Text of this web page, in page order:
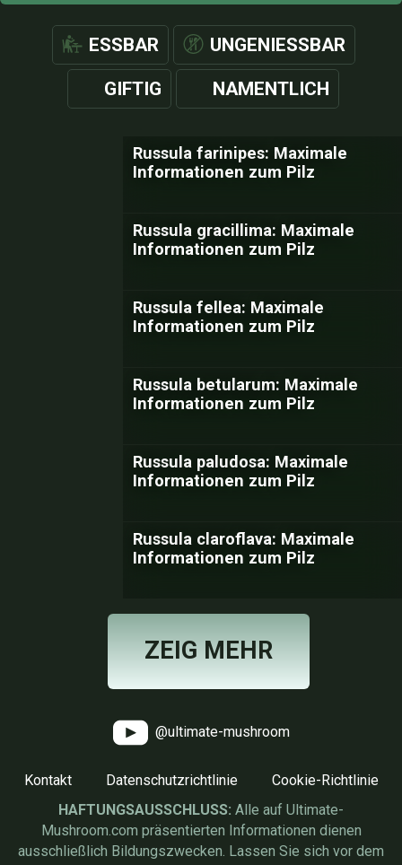
ESSBAR UNGENIESSBAR
GIFTIG NAMENTLICH
Russula farinipes: Maximale
Informationen zum Pilz
Russula gracillima: Maximale
Informationen zum Pilz
Russula fellea: Maximale
Informationen zum Pilz
Russula betularum: Maximale
Informationen zum Pilz
Russula paludosa: Maximale
Informationen zum Pilz
Russula claroflava: Maximale
Informationen zum Pilz
ZEIG MEHR
@ultimate-mushroom
Kontakt Datenschutzrichtlinie
Cookie-Richtlinie
HAFTUNGSAUSSCHLUSS: Alle auf Ultimate-
Mushroom.com präsentierten Informationen dienen
ausschließlich Bildungszwecken. Lassen Sie sich vor dem